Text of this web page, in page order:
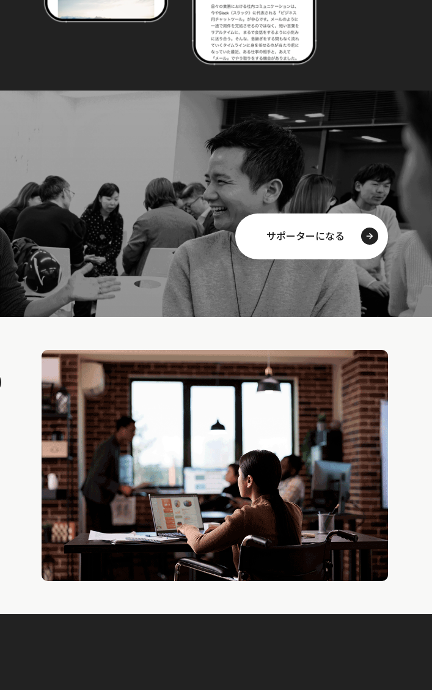
サポーターになる